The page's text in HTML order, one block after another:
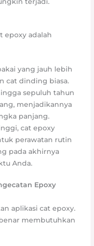
epoxy adalah
yang jauh lebih
cat dinding biasa.
sepuluh tahun
menjadikannya
panjang.
cat epoxy
perawatan rutin
pada akhirnya
Anda.
Epoxy
aplikasi cat epoxy.
membutuhkan